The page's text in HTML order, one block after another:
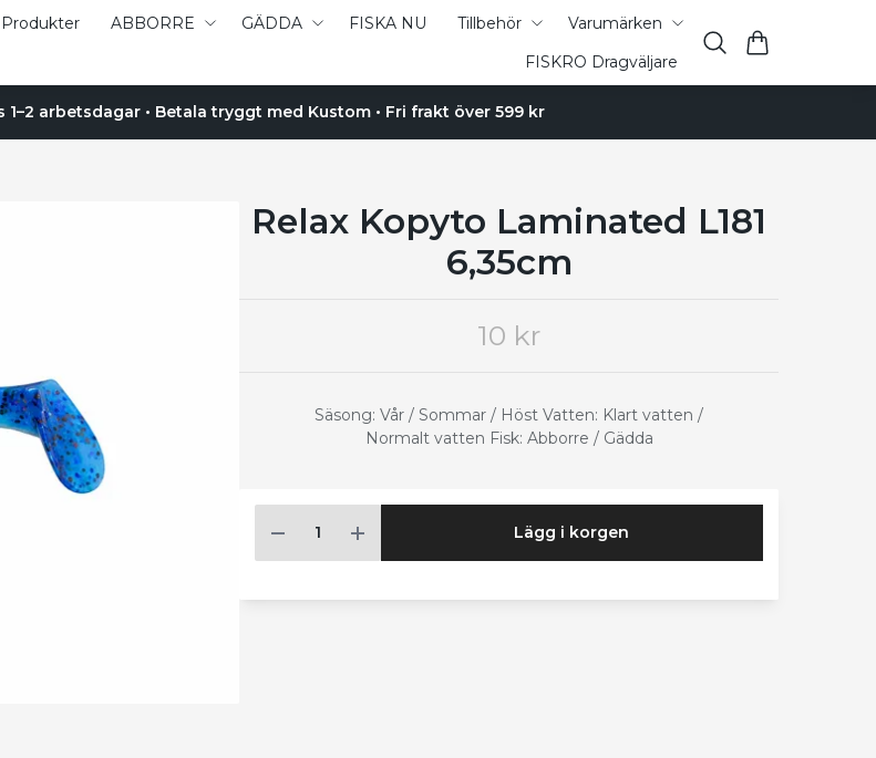
Produkter ABBORRE GÄDDA FISKA NU Tillbehör
Varumärken
FISKRO Dragväljare
1–2 arbetsdagar • Betala tryggt med Kustom • Fri frakt över 599 kr
Relax Kopyto Laminated L181
6,35cm
10 kr
Säsong: Vår / Sommar / Höst Vatten: Klart vatten /
Normalt vatten Fisk: Abborre / Gädda
Lägg i korgen